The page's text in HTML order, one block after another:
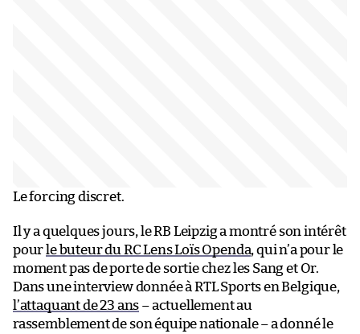
Le forcing discret.
Il y a quelques jours, le RB Leipzig a montré son intérêt
pour le buteur du RC Lens Loïs Openda, qui n’a pour le
moment pas de porte de sortie chez les Sang et Or.
Dans une interview donnée à RTL Sports en Belgique,
l’attaquant de 23 ans – actuellement au
rassemblement de son équipe nationale – a donné le